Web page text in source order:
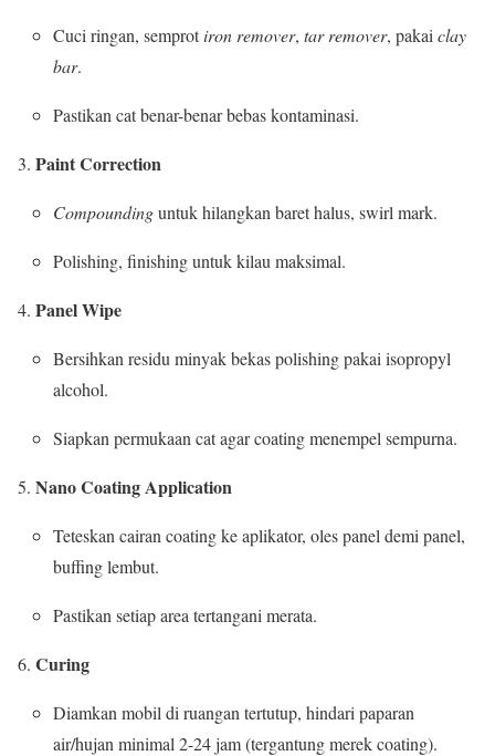
Cuci ringan, semprotiron remover, tar remover, pakai clay
bar.
Pastikan cat benar-benar bebas kontaminasi.
Paint Correction
Compoundinguntuk hilangkan baret halus, swirl mark.
Polishing, finishing untuk kilau maksimal.
Panel Wipe
Bersihkan residu minyak bekas polishing pakai isopropyl
alcohol.
Siapkan permukaan cat agar coating menempel sempurna.
Nano Coating Application
Teteskan cairan coating ke aplikator, oles panel demi panel,
buffing lembut.
Pastikan setiap area tertangani merata.
Curing
Diamkan mobil di ruangan tertutup, hindari paparan
air/hujan minimal 2-24 jam (tergantung merek coating).